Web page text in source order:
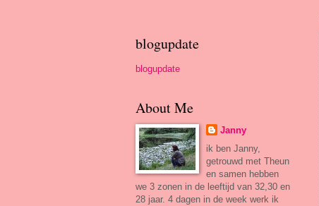
blogupdate
blogupdate
About Me
Janny
ik ben Janny,
getrouwd met Theun
en samen hebben
we 3 zonen in de leeftijd van 32,30 en
28 jaar. 4 dagen in de week werk ik